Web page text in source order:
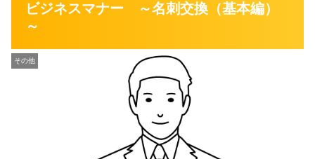
ビジネスマナー ～名刺交換（基本編）
～
その他